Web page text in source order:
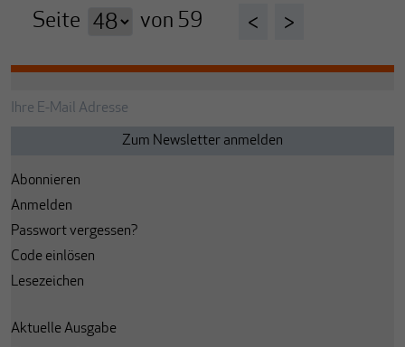
Seite von 59 < >
Abonnieren
Anmelden
Passwort vergessen?
Code einlösen
Lesezeichen
Aktuelle Ausgabe